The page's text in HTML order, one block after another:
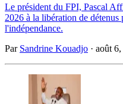
Le président du FPI, Pascal
2026 à la libération de
l'indépendance.
Par Sandrine Kouadjo · août